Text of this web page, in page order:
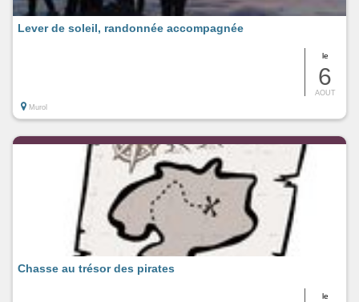
le
6
AOUT
Lever de soleil, randonnée accompagnée
Murol
le
Chasse au trésor des pirates